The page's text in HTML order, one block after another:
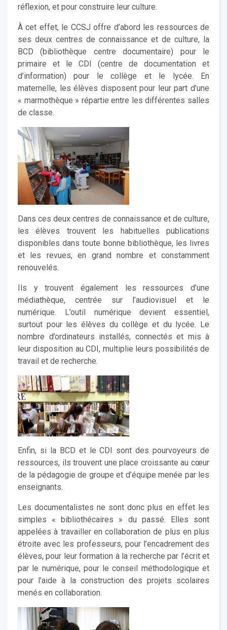
réflexion, et pour construire leur culture.
À cet effet, le CCSJ offre d’abord les ressources de
ses deux centres de connaissance et de culture, la
BCD (bibliothèque centre documentaire) pour le
primaire et le CDI (centre de documentation et
d’information) pour le collège et le lycée. En
maternelle, les élèves disposent pour leur part d’une
« marmothèque » répartie entre les différentes salles
de classe.
Dans ces deux centres de connaissance et de culture,
les élèves trouvent les habituelles publications
disponibles dans toute bonne bibliothèque, les livres
et les revues, en grand nombre et constamment
renouvelés.
Ils y trouvent également les ressources d’une
médiathèque, centrée sur l’audiovisuel et le
numérique. L’outil numérique devient essentiel,
surtout pour les élèves du collège et du lycée. Le
nombre d’ordinateurs installés, connectés et mis à
leur disposition au CDI, multiplie leurs possibilités de
travail et de recherche.
Enfin, si la BCD et le CDI sont des pourvoyeurs de
ressources, ils trouvent une place croissante au cœur
de la pédagogie de groupe et d’équipe menée par les
enseignants.
Les documentalistes ne sont donc plus en effet les
simples « bibliothécaires » du passé. Elles sont
appelées à travailler en collaboration de plus en plus
étroite avec les professeurs, pour l’encadrement des
élèves, pour leur formation à la recherche par l’écrit et
par le numérique, pour le conseil méthodologique et
pour l’aide à la construction des projets scolaires
menés en collaboration.